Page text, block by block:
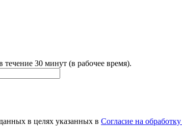
30 минут (в рабочее время).
в целях указанных в Согласие на